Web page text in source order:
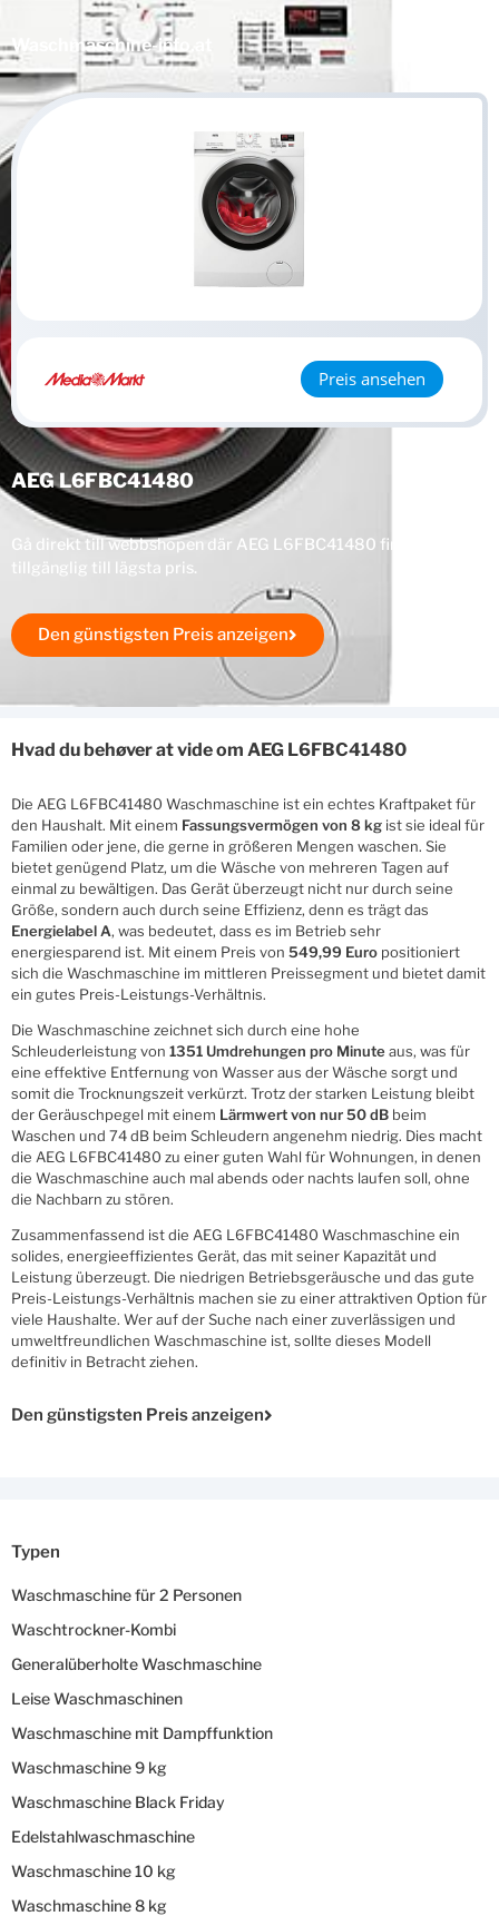
Waschmaschine-info.at
AEG L6FBC41480
Gå direkt till webbshopen där AEG L6FBC41480 finns
tillgänglig till lägsta pris.
Den günstigsten Preis anzeigen
Preis ansehen
Hvad du behøver at vide om AEG L6FBC41480
Die AEG L6FBC41480 Waschmaschine ist ein echtes Kraftpaket für
den Haushalt. Mit einem Fassungsvermögen von 8 kg ist sie ideal für
Familien oder jene, die gerne in größeren Mengen waschen. Sie
bietet genügend Platz, um die Wäsche von mehreren Tagen auf
einmal zu bewältigen. Das Gerät überzeugt nicht nur durch seine
Größe, sondern auch durch seine Effizienz, denn es trägt das
Energielabel A, was bedeutet, dass es im Betrieb sehr
energiesparend ist. Mit einem Preis von 549,99 Euro positioniert
sich die Waschmaschine im mittleren Preissegment und bietet damit
ein gutes Preis-Leistungs-Verhältnis.
Die Waschmaschine zeichnet sich durch eine hohe
Schleuderleistung von 1351 Umdrehungen pro Minuteaus, was für
eine effektive Entfernung von Wasser aus der Wäsche sorgt und
somit die Trocknungszeit verkürzt. Trotz der starken Leistung bleibt
der Geräuschpegel mit einem Lärmwert von nur 50 dB beim
Waschen und 74 dB beim Schleudern angenehm niedrig. Dies macht
die AEG L6FBC41480 zu einer guten Wahl für Wohnungen, in denen
die Waschmaschine auch mal abends oder nachts laufen soll, ohne
die Nachbarn zu stören.
Zusammenfassend ist die AEG L6FBC41480 Waschmaschine ein
solides, energieeffizientes Gerät, das mit seiner Kapazität und
Leistung überzeugt. Die niedrigen Betriebsgeräusche und das gute
Preis-Leistungs-Verhältnis machen sie zu einer attraktiven Option für
viele Haushalte. Wer auf der Suche nach einer zuverlässigen und
umweltfreundlichen Waschmaschine ist, sollte dieses Modell
definitiv in Betracht ziehen.
Den günstigsten Preis anzeigen
Typen
Waschmaschine für 2 Personen
Waschtrockner-Kombi
Generalüberholte Waschmaschine
Leise Waschmaschinen
Waschmaschine mit Dampffunktion
Waschmaschine 9 kg
Waschmaschine Black Friday
Edelstahlwaschmaschine
Waschmaschine 10 kg
Waschmaschine 8 kg